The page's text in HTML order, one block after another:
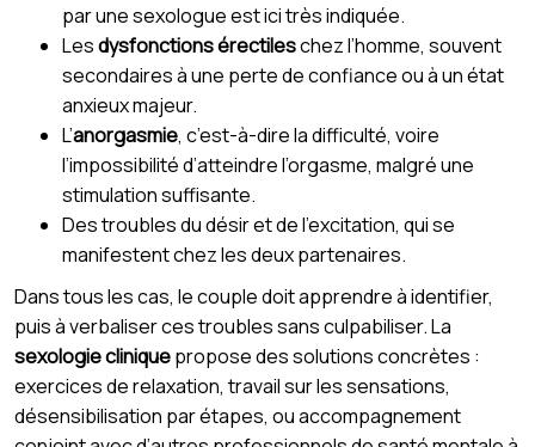
par une sexologue est ici très indiquée.
Lesdysfonctions érectileschez l’homme, souvent
secondaires à une perte de confiance ou à un état
anxieux majeur.
L’anorgasmie, c’est-à-dire la difficulté, voire
l’impossibilité d’atteindre l’orgasme, malgré une
stimulation suffisante.
Des troubles du désir et de l’excitation, qui se
manifestent chez les deux partenaires.
Dans tous les cas, le couple doit apprendre à identifier,
puis à verbaliser ces troubles sans culpabiliser. La
sexologie cliniquepropose des solutions concrètes :
exercices de relaxation, travail sur les sensations,
désensibilisation par étapes, ou accompagnement